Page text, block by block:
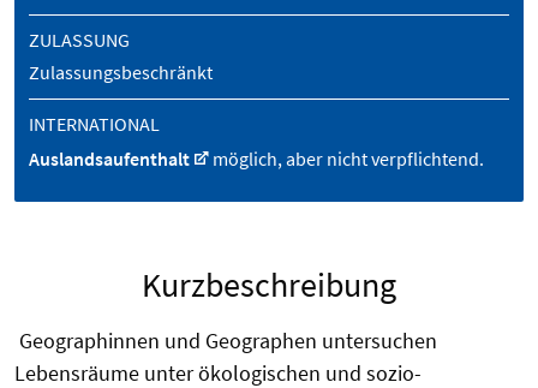
ZULASSUNG
Zulassungsbeschränkt
INTERNATIONAL
Auslandsaufenthalt
möglich, aber nicht verpflichtend.
Kurzbeschreibung
Geographinnen und Geographen untersuchen
Lebensräume unter ökologischen und sozio-